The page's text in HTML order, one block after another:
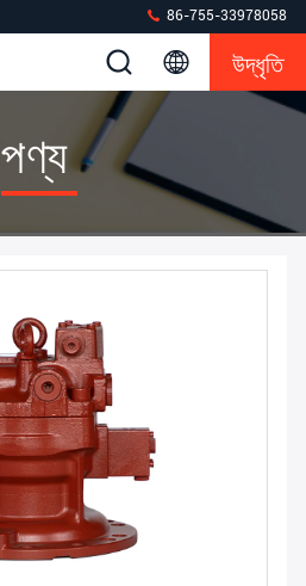
86-755-33978058
উদ্ধৃতি
পণ্য